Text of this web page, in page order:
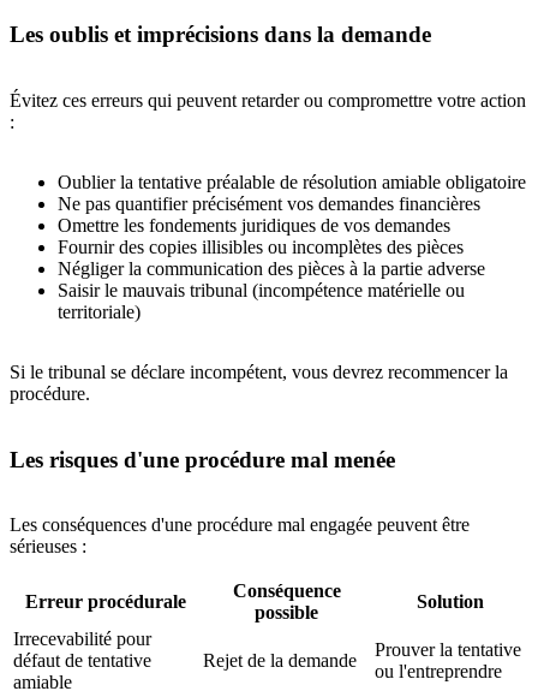
Les oublis et imprécisions dans la demande
Évitez ces erreurs qui peuvent retarder ou compromettre votre action
:
Oublier la tentative préalable de résolution amiable obligatoire
Ne pas quantifier précisément vos demandes financières
Omettre les fondements juridiques de vos demandes
Fournir des copies illisibles ou incomplètes des pièces
Négliger la communication des pièces à la partie adverse
Saisir le mauvais tribunal (incompétence matérielle ou
territoriale)
Si le tribunal se déclare incompétent, vous devrez recommencer la
procédure.
Les risques d'une procédure mal menée
Les conséquences d'une procédure mal engagée peuvent être
sérieuses :
Erreur procédurale
Conséquence
possible
Solution
Irrecevabilité pour
défaut de tentative
amiable
Rejet de la demande
Prouver la tentative
ou l'entreprendre